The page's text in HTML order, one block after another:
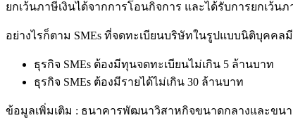
ยกเว้นภาษีเงินได้จากการโอนกิจการ และได้รับการยกเว้นภ
อย่างไรก็ตาม SMEs ที่จดทะเบียนบริษัทในรูปแบบนิติบุคคล
ธุรกิจ SMEs ต้องมีทุนจดทะเบียนไม่เกิน 5 ล้านบาท
ธุรกิจ SMEs ต้องมีรายได้ไม่เกิน 30 ล้านบาท
ข้อมูลเพิ่มเติม : ธนาคารพัฒนาวิสาหกิจขนาดกลางและขนา